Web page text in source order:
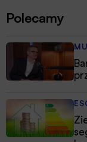
Polecamy